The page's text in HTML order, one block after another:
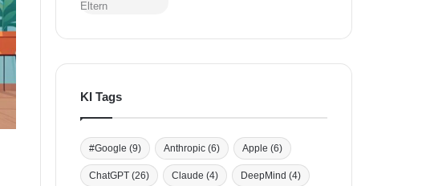
KI Tags
#Google (9) Anthropic (6) Apple (6)
ChatGPT (26) Claude (4) DeepMind (4)